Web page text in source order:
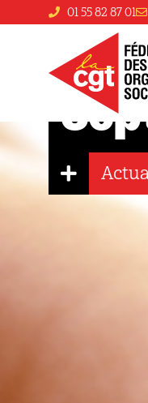
01 55 82 87 01
Retraites décryptage – Loi & Décrets –